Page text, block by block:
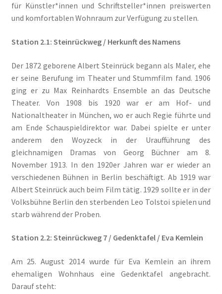
für Künstler*innen und Schriftsteller*innen preiswerten
und komfortablen Wohnraum zur Verfügung zu stellen.
Station 2.1: Steinrückweg / Herkunft des Namens
Der 1872 geborene Albert Steinrück begann als Maler, ehe
er seine Berufung im Theater und Stummfilm fand. 1906
ging er zu Max Reinhardts Ensemble an das Deutsche
Theater. Von 1908 bis 1920 war er am Hof- und
Nationaltheater in München, wo er auch Regie führte und
am Ende Schauspieldirektor war. Dabei spielte er unter
anderem den Woyzeck in der Uraufführung des
gleichnamigen Dramas von Georg Büchner am 8.
November 1913. In den 1920er Jahren war er wieder an
verschiedenen Bühnen in Berlin beschäftigt. Ab 1919 war
Albert Steinrück auch beim Film tätig. 1929 sollte er in der
Volksbühne Berlin den sterbenden Leo Tolstoi spielen und
starb während der Proben.
Station 2.2: Steinrückweg 7 / Gedenktafel / Eva Kemlein
Am 25. August 2014 wurde für Eva Kemlein an ihrem
ehemaligen Wohnhaus eine Gedenktafel angebracht.
Darauf steht: